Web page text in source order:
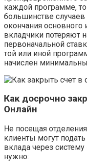
каждой программе,
большинстве
окончания основного
вкладчики потеряют
первоначальной
той или иной
начислен
Как досрочно
Онлайн
Не посещая
клиенты могут
вклада через
нужно: